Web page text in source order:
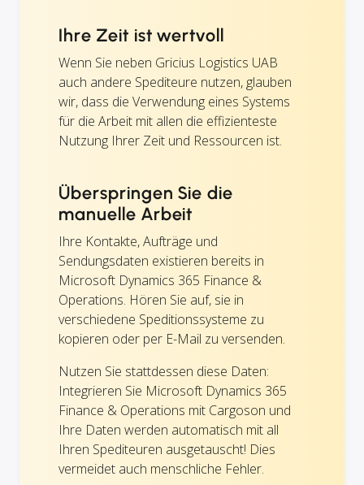
Ihre Zeit ist wertvoll
Wenn Sie neben Gricius Logistics UAB
auch andere Spediteure nutzen, glauben
wir, dass die Verwendung eines Systems
für die Arbeit mit allen die effizienteste
Nutzung Ihrer Zeit und Ressourcen ist.
Überspringen Sie die
manuelle Arbeit
Ihre Kontakte, Aufträge und
Sendungsdaten existieren bereits in
Microsoft Dynamics 365 Finance &
Operations. Hören Sie auf, sie in
verschiedene Speditionssysteme zu
kopieren oder per E-Mail zu versenden.
Nutzen Sie stattdessen diese Daten:
Integrieren Sie Microsoft Dynamics 365
Finance & Operations mit Cargoson und
Ihre Daten werden automatisch mit all
Ihren Spediteuren ausgetauscht! Dies
vermeidet auch menschliche Fehler.